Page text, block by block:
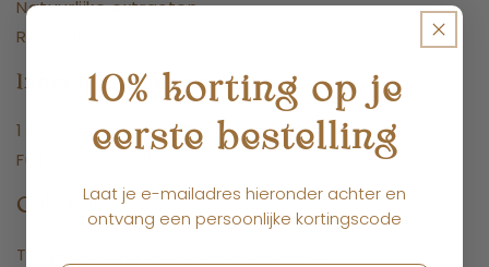
Natuurlijke extracten
Royal Jelly
Inhoud van de verpakking:
1 sachet bevat 10 gram
Full pack: 24 × 10 gram
Gebruik:
Te gebruiken zoals gewone honing:
10% korting op je
eerste bestelling
Laat je e-mailadres hieronder achter en
ontvang een persoonlijke kortingscode